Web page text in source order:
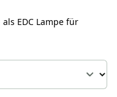
EDC Lampe für